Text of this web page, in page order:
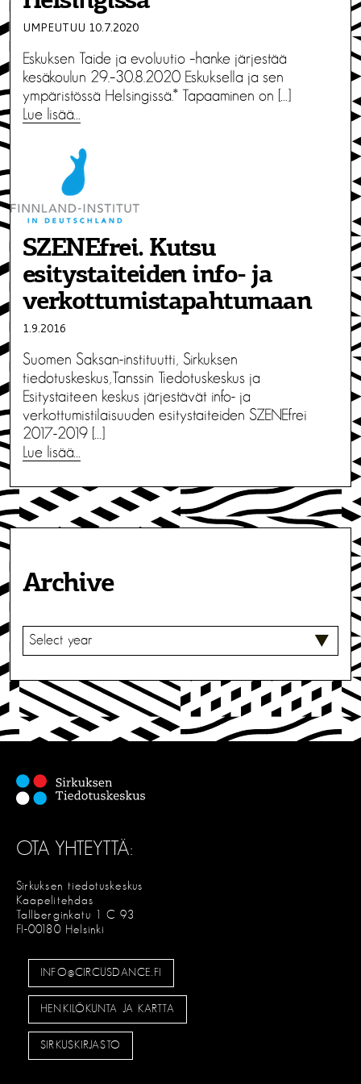
UMPEUTUU 10.7.2020
Eskuksen Taide ja evoluutio –hanke järjestää
kesäkoulun 29.–30.8.2020 Eskuksella ja sen
ympäristössä Helsingissä.* Tapaaminen on […]
Lue lisää…
SZENEfrei. Kutsu
esitystaiteiden info- ja
verkottumistapahtumaan
1.9.2016
Suomen Saksan-instituutti, Sirkuksen
tiedotuskeskus,Tanssin Tiedotuskeskus ja
Esitystaiteen keskus järjestävät info- ja
verkottumistilaisuuden esitystaiteiden SZENEfrei
2017-2019 […]
Lue lisää…
Archive
V
I
T
S
OTA YHTEYTTÄ:
Sirkuksen tiedotuskeskus
Kaapelitehdas
Tallberginkatu 1 C 93
FI-00180 Helsinki
INFO@CIRCUSDANCE.FI
HENKILÖKUNTA JA KARTTA
SIRKUSKIRJASTO